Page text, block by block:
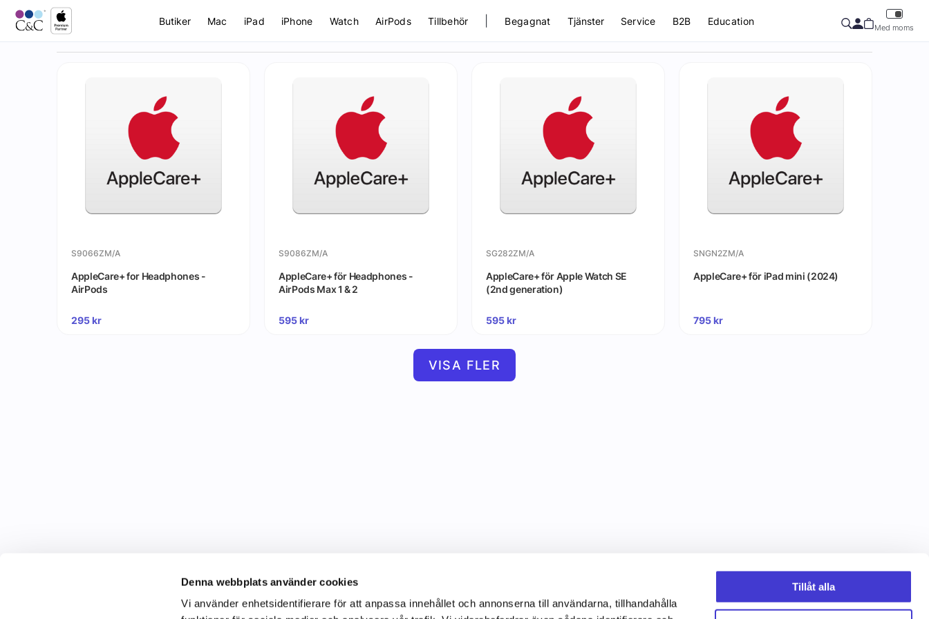
Denna webbplats använder cookies
Vi använder enhetsidentifierare för att anpassa innehållet och annonserna till användarna, tillhandahålla
Tillåt alla
Butiker Mac iPad iPhone Watch AirPods Tillbehör Begagnat Tjänster Service B2B Education
Med moms
S9066ZM/A
AppleCare+ for Headphones -
AirPods
295kr
S9086ZM/A
AppleCare+ för Headphones -
AirPods Max 1 & 2
595kr
SG282ZM/A
AppleCare+ för Apple Watch SE
(2nd generation)
595kr
SNGN2ZM/A
AppleCare+ för iPad mini (2024)
795kr
VISA FLER
C&C Information